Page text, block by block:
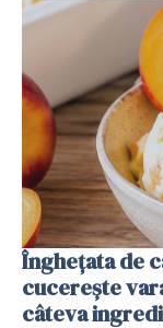
Înghețata de
cucerește
câteva